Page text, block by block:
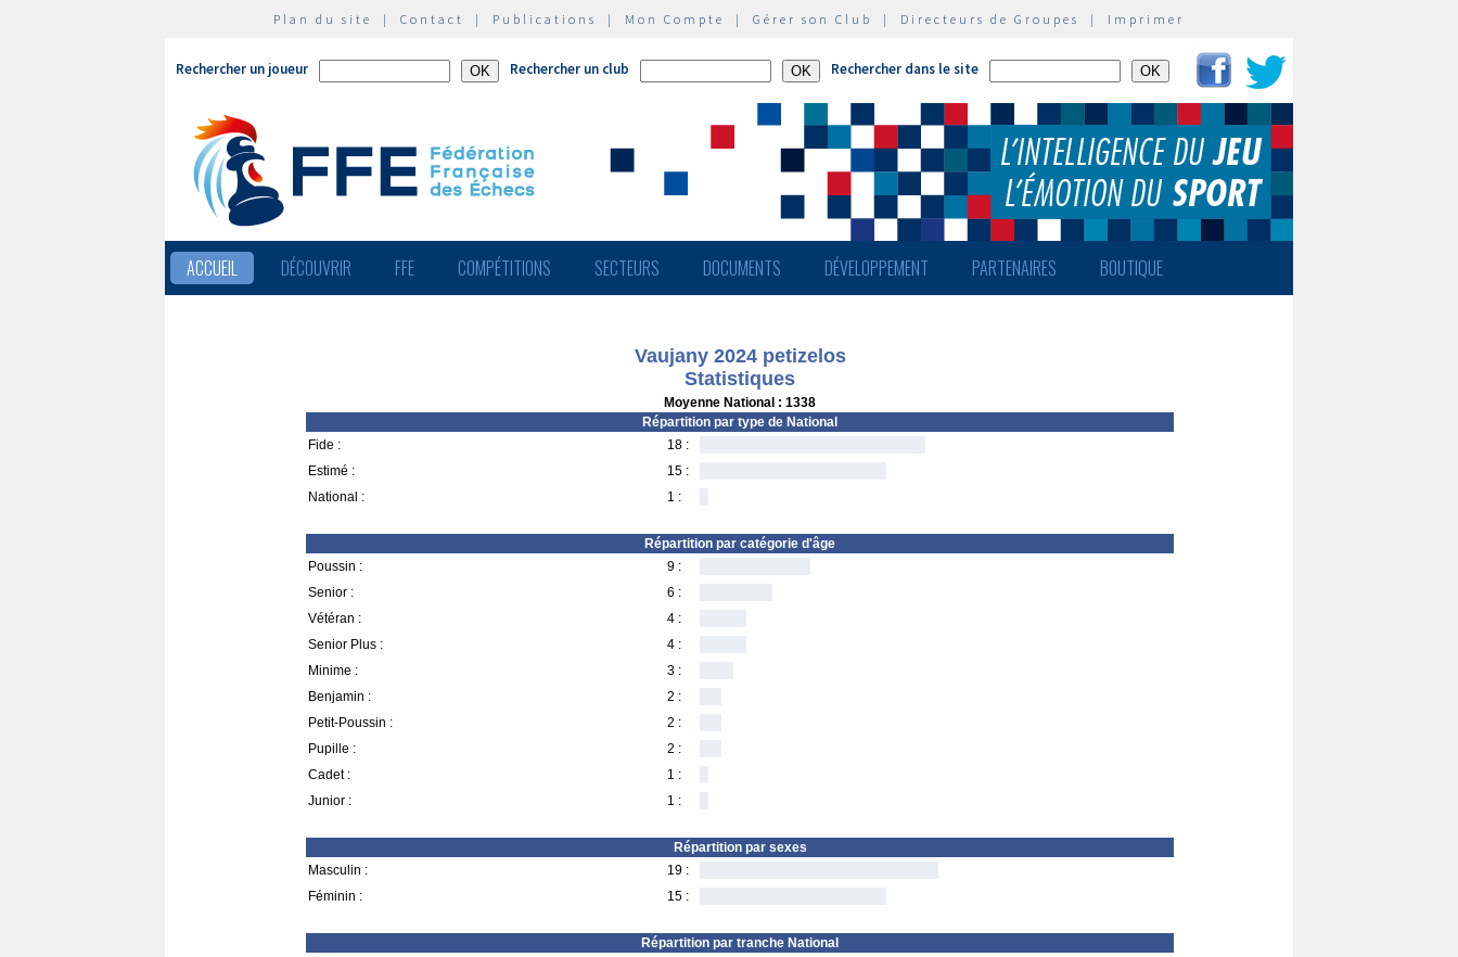
Plan du site | Contact | Publications | Mon Compte | Gérer son Club | Directeurs de Groupes | Imprimer
Rechercher un joueur Rechercher un club Rechercher dans le site
ACCUEIL DÉCOUVRIR FFE COMPÉTITIONS SECTEURS DOCUMENTS DÉVELOPPEMENT PARTENAIRES BOUTIQUE
Vaujany 2024 petizelos
Statistiques
Moyenne National : 1338
Répartition par type de National
Fide :
18 :
Estimé :
15 :
National :
1 :
Répartition par catégorie d'âge
Poussin :
9 :
Senior :
6 :
Vétéran :
4 :
Senior Plus :
4 :
Minime :
3 :
Benjamin :
2 :
Petit-Poussin :
2 :
Pupille :
2 :
Cadet :
1 :
Junior :
1 :
Répartition par sexes
Masculin :
19 :
Féminin :
15 :
Répartition par tranche National